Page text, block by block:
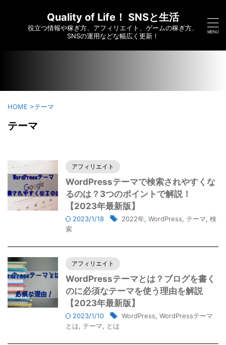
yumei.com/wp-content/themes/affinger/functions.php on
7910
Quality of Life！ SNSと生活
役立つ情報や稼ぎ方、アフィリエイト、ゲームの稼ぎ方、
SNSの運用などな幅広く更新！
HOME >テーマ
テーマ
アフィリエイト
WordPressテーマで検索されやすくな
るのは？3つのポイントで解説！
【2023年最新版】
2023/1/18 2022年, WordPress, テーマ, 検
索
アフィリエイト
WordPressテーマとは？ブログを書く
のに必須なテーマを使う理由を解説
【2023年最新版】
2023/1/10 WordPress, WordPressテーマ
とは, テーマ, とは